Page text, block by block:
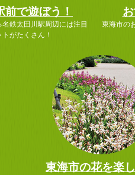
前で遊ぼう！
鉄太田川駅周辺には注目
トがたくさん！
東海市の
東海市の花を楽